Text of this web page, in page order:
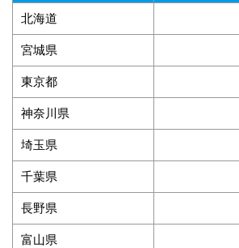
北海道
宮城県
東京都
神奈川県
埼玉県
千葉県
長野県
富山県